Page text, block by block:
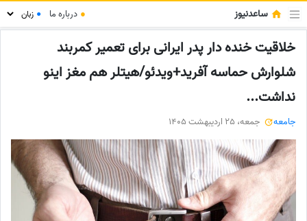
ساعدنیوز ● درباره ما ●
خلاقیت خنده دار پدر ایرانی برای تعمیر کمربند
شلوارش حماسه آفرید+ویدئو/هیتلر هم مغز اینو
نداشت...
جامعه جمعه، 25 اردیبهشت 1405